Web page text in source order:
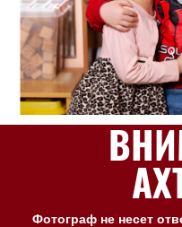
Фотограф не несет